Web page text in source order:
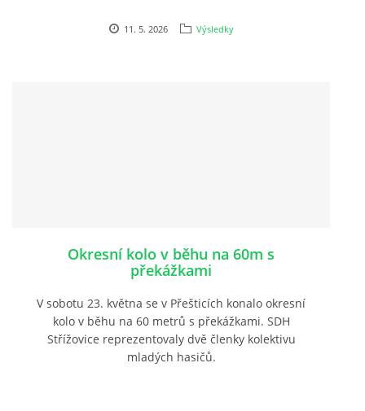
11. 5. 2026 Výsledky
Okresní kolo v běhu na 60m s
překážkami
V sobotu 23. května se v Přešticích konalo okresní
kolo v běhu na 60 metrů s překážkami. SDH
Střížovice reprezentovaly dvě členky kolektivu
mladých hasičů.